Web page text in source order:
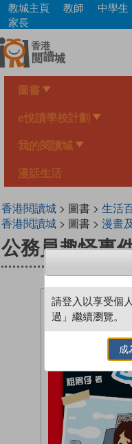
Skip
main
content
教城主頁 教師 中學生
家長
圖書
e悅讀學校計劃
我的閱讀城
漫話生活
香港閱讀城> 圖書 > 生活
香港閱讀城> 圖書 > 漫畫
公務員趣怪事
請登入以享受個
過」繼續瀏覽。
成